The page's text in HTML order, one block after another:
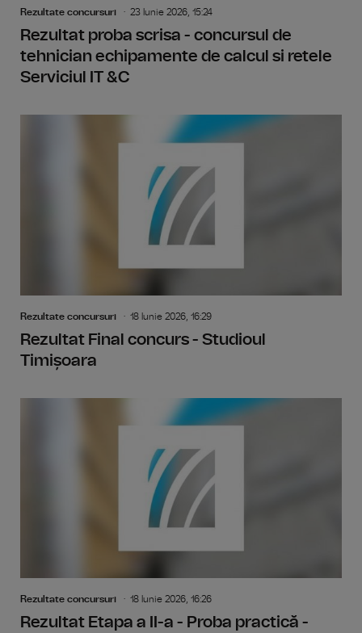
Rezultate concursuri 23 Iunie 2026, 15:24
Rezultat proba scrisa - concursul de
tehnician echipamente de calcul si retele
Serviciul IT &C
Rezultate concursuri 18 Iunie 2026, 16:29
Rezultat Final concurs - Studioul
Timișoara
Rezultate concursuri 18 Iunie 2026, 16:26
Rezultat Etapa a II-a - Proba practică -